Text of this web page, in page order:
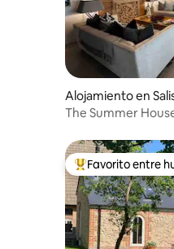
Alojamiento en
The Summer
Favorito entre
Favorito entre